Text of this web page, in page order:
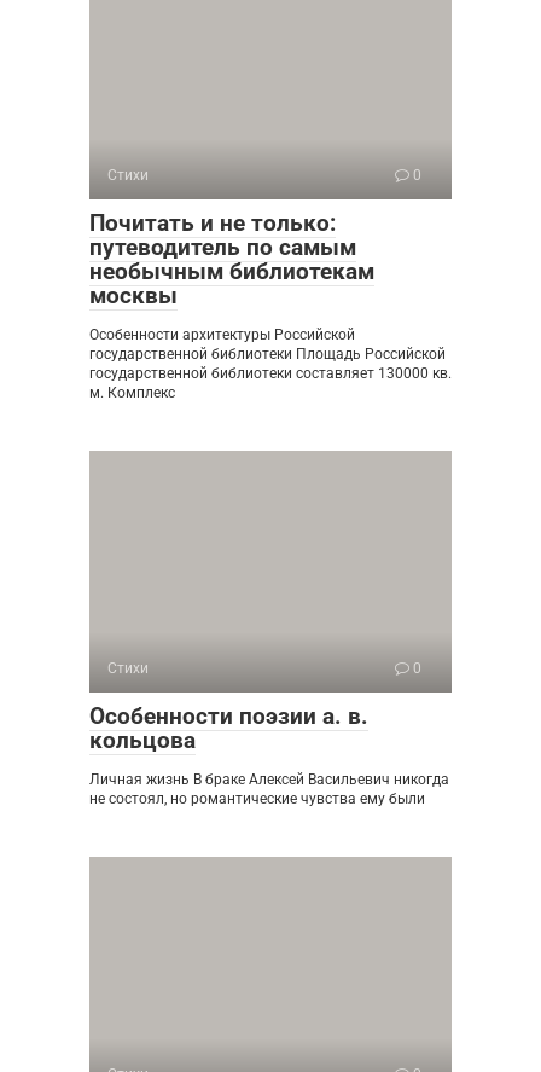
Стихи 0
Почитать и не только:
путеводитель по самым
необычным библиотекам
москвы
Особенности архитектуры Российской
государственной библиотеки Площадь Российской
государственной библиотеки составляет 130000 кв.
м. Комплекс
Стихи 0
Особенности поэзии а. в.
кольцова
Личная жизнь В браке Алексей Васильевич никогда
не состоял, но романтические чувства ему были